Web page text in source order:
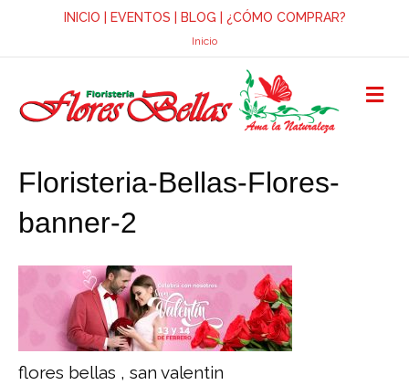
INICIO EVENTOS BLOG ¿CÓMO COMPRAR?
Inicio
M
E
Floristeria-Bellas-Flores-
banner-2
flores bellas , san valentin